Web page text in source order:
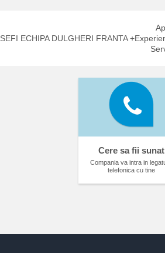
SEFI ECHIPA DULGHERI FRANTA
Cere sa fii sunat
Compania va intra in
telefonica cu tine